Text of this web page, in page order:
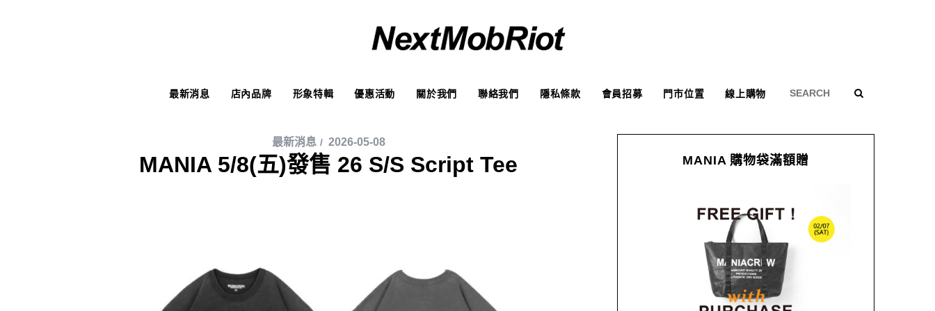
最新消息 店內品牌 形象特輯 優惠活動 關於我們 聯絡我們 隱私條款 會員招募 門市位置 線上購物
最新消息 2026-05-08
MANIA 5/8(五)發售 26 S/S Script Tee MANIA 購物袋滿額贈